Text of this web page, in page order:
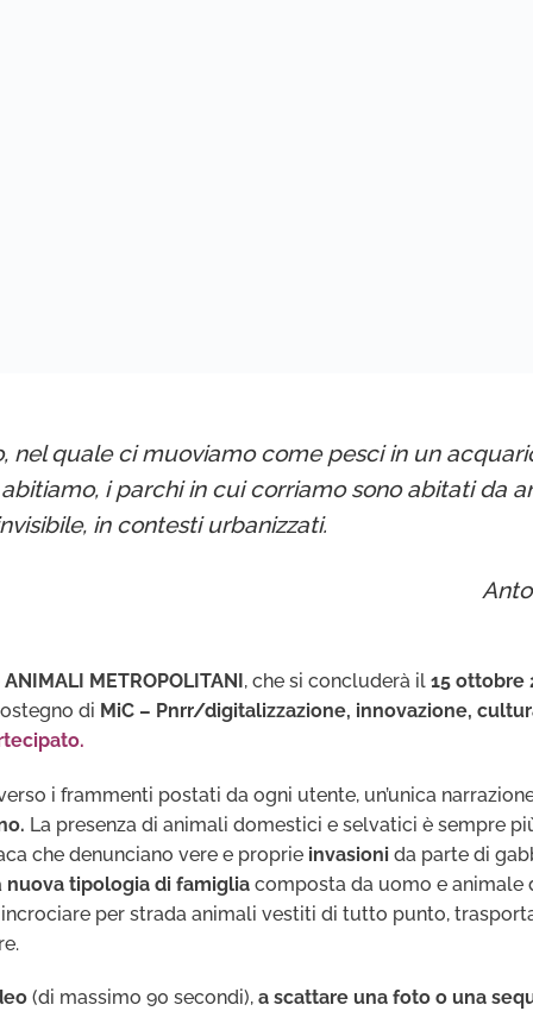
nel quale ci muoviamo come pesci in un
i parchi in cui corriamo sono abitati da
in contesti urbanizzati.
ANIMALI METROPOLITANI, che si concluderà il 15 ottobre
di MiC – Pnrr/digitalizzazione, innovazione,
.
i frammenti postati da ogni utente, un’unica
La presenza di animali domestici e selvatici è sempre
che denunciano vere e proprie invasioni da parte di
nuova tipologia di famiglia composta da uomo e
per strada animali vestiti di tutto punto,
(di massimo 90 secondi), a scattare una foto o una